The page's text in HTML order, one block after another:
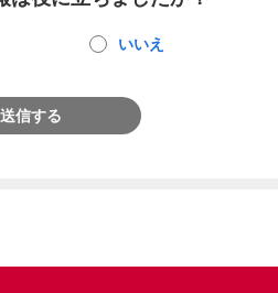
いいえ
送信する